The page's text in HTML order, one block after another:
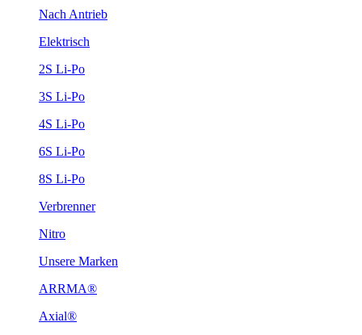
Nach Antrieb
Elektrisch
2S Li-Po
3S Li-Po
4S Li-Po
6S Li-Po
8S Li-Po
Verbrenner
Nitro
Unsere Marken
ARRMA®
Axial®